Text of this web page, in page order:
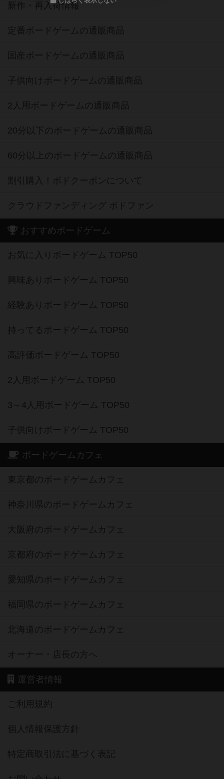
新作・再入荷情報
定番ボードゲームの通販商品
国産ボードゲームの通販商品
子供向けボードゲームの通販商品
2人用ボードゲームの通販商品
20分以下のボードゲームの通販商品
60分以上のボードゲームの通販商品
割引購入！ボドクーポンについて
クラウドファンディング ボドファン
おすすめボードゲーム
お気に入りボードゲーム TOP50
興味ありボードゲーム TOP50
経験ありボードゲーム TOP50
持ってるボードゲーム TOP50
高評価ボードゲーム TOP50
2人用ボードゲーム TOP50
3～4人用ボードゲーム TOP50
子供向けボードゲーム TOP50
ボードゲームカフェ
東京都のボードゲームカフェ
神奈川県のボードゲームカフェ
大阪府のボードゲームカフェ
京都府のボードゲームカフェ
愛知県のボードゲームカフェ
福岡県のボードゲームカフェ
北海道のボードゲームカフェ
オーナー・店長の方へ
運営者情報
ご利用規約
個人情報保護方針
特定商取引法に基づく表記